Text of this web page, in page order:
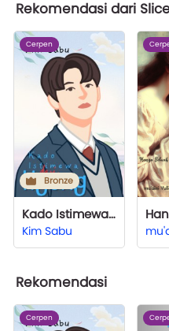
Rekomendasi dari
Cerpen
Bronze
Kado Istimewa dari Hyung
Kim Sabu
Rekomendasi
Cerpen